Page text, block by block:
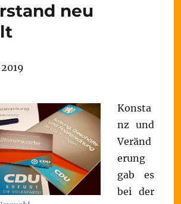
neu
Konsta
nz und
Veränd
erung
gab es
bei der